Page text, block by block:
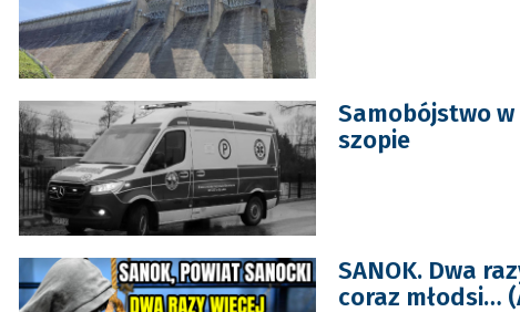
Samobójstwo w
szopie
SANOK. Dwa
coraz młodsi…